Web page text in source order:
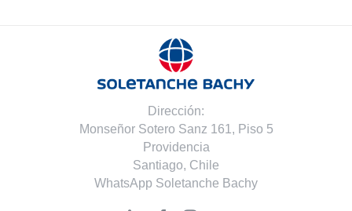
Dirección:
Monseñor Sotero Sanz 161, Piso 5
Providencia
Santiago, Chile
WhatsApp Soletanche Bachy